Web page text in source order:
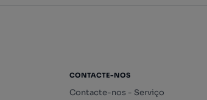
CONTACTE-NOS
Contacte-nos - Serviço